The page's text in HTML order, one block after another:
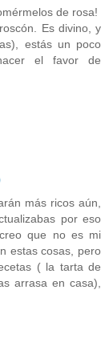
de rosa!
Es divino, y
estás un poco
el favor de
más ricos aún,
por eso
que no es mi
estas cosas, pero
( la tarta de
arrasa en casa),